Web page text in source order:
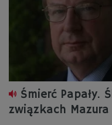
Śmierć Papały.
związkach Mazura